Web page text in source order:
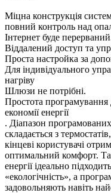
Міцна конструкція
повний контроль над
Інтернет буде
Віддалений доступ та
Проста настройка за
Для індивідуального
нагріву
Шлюзи не потрібні.
Простота програмування
економії енергії
. Діапазон
складається з
кінцеві користувачі
оптимальний комфорт.
енергії ідеально
«екологічність», а
задовольняють навіть